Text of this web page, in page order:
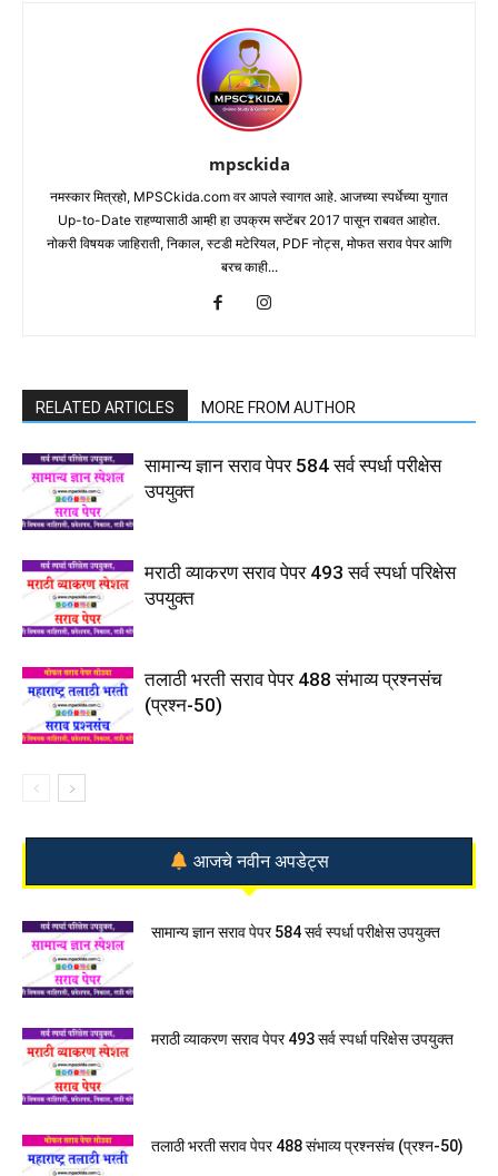
mpsckida
नमस्कार मित्रहो, MPSCkida.com वर आपले स्वागत आहे. आजच्या स्पर्धेच्या युगात
Up-to-Date राहण्यासाठी आम्ही हा उपक्रम सप्टेंबर 2017 पासून राबवत आहोत.
नोकरी विषयक जाहिराती, निकाल, स्टडी मटेरियल, PDF नोट्स, मोफत सराव पेपर आणि
बरच काही...
RELATED ARTICLES MORE FROM AUTHOR
सामान्य ज्ञान सराव पेपर 584 सर्व स्पर्धा परीक्षेस
उपयुक्त
मराठी व्याकरण सराव पेपर 493 सर्व स्पर्धा परिक्षेस
उपयुक्त
तलाठी भरती सराव पेपर 488 संभाव्य प्रश्नसंच
(प्रश्न-50)
आजचे नवीन अपडेट्स
सामान्य ज्ञान सराव पेपर 584 सर्व स्पर्धा परीक्षेस उपयुक्त
मराठी व्याकरण सराव पेपर 493 सर्व स्पर्धा परिक्षेस उपयुक्त
तलाठी भरती सराव पेपर 488 संभाव्य प्रश्नसंच (प्रश्न-50)